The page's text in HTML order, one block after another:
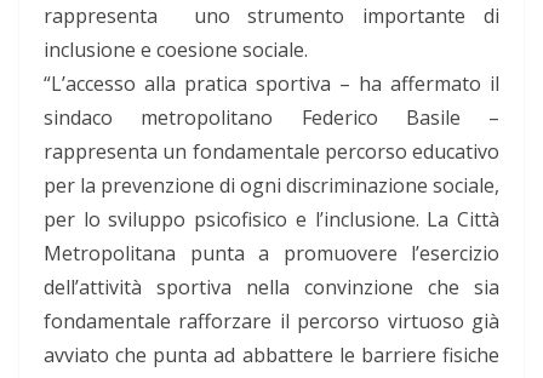
rappresenta uno strumento importante di
inclusione e coesione sociale.
“L’accesso alla pratica sportiva – ha affermato il
sindaco metropolitano Federico Basile –
rappresenta un fondamentale percorso educativo
per la prevenzione di ogni discriminazione sociale,
per lo sviluppo psicofisico e l’inclusione. La Città
Metropolitana punta a promuovere l’esercizio
dell’attività sportiva nella convinzione che sia
fondamentale rafforzare il percorso virtuoso già
avviato che punta ad abbattere le barriere fisiche